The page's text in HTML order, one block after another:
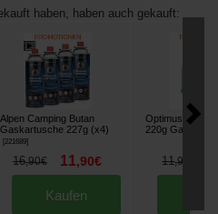
haben, haben auch gekauft:
Alpen Camping Butan
Gaskartusche 227g (x4)
[221689]
16,90€ 11,90€
Kaufen
Optimus Gas
220g
11,90